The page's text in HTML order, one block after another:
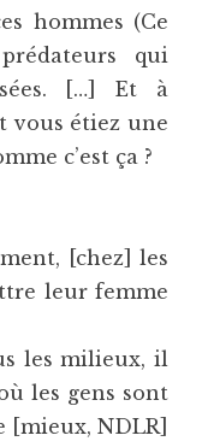
hommes (Ce
qui
[…] Et à
vous étiez une
c’est ça ?
[chez] les
leur femme
les milieux, il
les gens sont
[mieux, NDLR]